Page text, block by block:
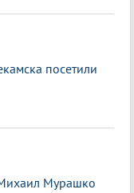
посетили
Мурашко